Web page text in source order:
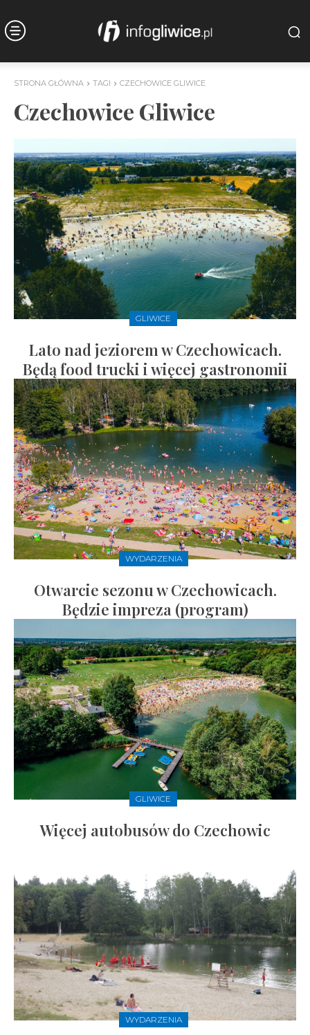
STRONA GŁÓWNA TAGI CZECHOWICE GLIWICE
Czechowice Gliwice
GLIWICE
Lato nad jeziorem w Czechowicach.
Będą food trucki i więcej gastronomii
WYDARZENIA
Otwarcie sezonu w Czechowicach.
Będzie impreza (program)
GLIWICE
Więcej autobusów do Czechowic
WYDARZENIA